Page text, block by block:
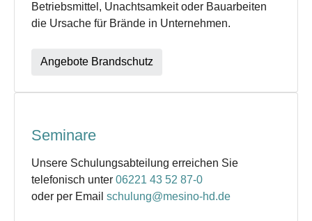
Betriebsmittel, Unachtsamkeit oder Bauarbeiten
die Ursache für Brände in Unternehmen.
Angebote Brandschutz
Seminare
Unsere Schulungsabteilung erreichen Sie
telefonisch unter 06221 43 52 87-0
oder per Email schulung@mesino-hd.de